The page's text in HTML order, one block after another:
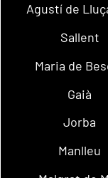
Agustí de
Sallent
Maria de
Gaià
Jorba
Manlleu